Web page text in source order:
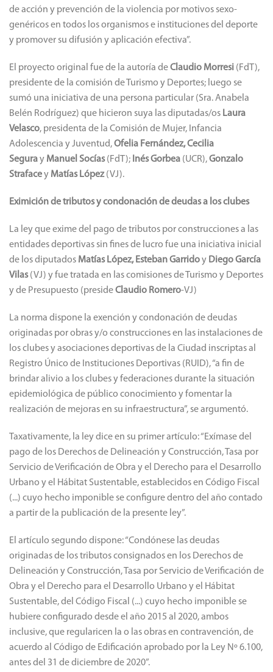
de acción y prevención de la violencia por motivos sexo-
genéricos en todos los organismos e instituciones del deporte
y promover su difusión y aplicación efectiva”.
El proyecto original fue de la autoría deClaudio Morresi (FdT),
presidente de la comisión de Turismo y Deportes; luego se
sumó una iniciativa de una persona particular (Sra. Anabela
Belén Rodríguez) que hicieron suya las diputadas/os Laura
Velasco, presidenta de la Comisión de Mujer, Infancia
Adolescencia y Juventud,Ofelia Fernández, Cecilia
Seguray Manuel Socías(FdT); Inés Gorbea (UCR),Gonzalo
Strafacey Matías López(VJ).
Eximición de tributos y condonación de deudas a los clubes
La ley que exime del pago de tributos por construcciones a las
entidades deportivas sin fines de lucro fue una iniciativa inicial
de los diputados Matías López, Esteban Garridoy Diego García
Vilas(VJ) y fue tratada en las comisiones de Turismo y Deportes
y de Presupuesto (presideClaudio Romero-VJ)
La norma dispone la exención y condonación de deudas
originadas por obras y/o construcciones en las instalaciones de
los clubes y asociaciones deportivas de la Ciudad inscriptas al
Registro Único de Instituciones Deportivas (RUID), “a fin de
brindar alivio a los clubes y federaciones durante la situación
epidemiológica de público conocimiento y fomentar la
realización de mejoras en su infraestructura”, se argumentó.
Taxativamente, la ley dice en su primer artículo: “Exímase del
pago de los Derechos de Delineación y Construcción, Tasa por
Servicio de Verificación de Obra y el Derecho para el Desarrollo
Urbano y el Hábitat Sustentable, establecidos en Código Fiscal
(...) cuyo hecho imponible se configure dentro del año contado
a partir de la publicación de la presente ley”.
El artículo segundo dispone: “Condónese las deudas
originadas de los tributos consignados en los Derechos de
Delineación y Construcción, Tasa por Servicio de Verificación de
Obra y el Derecho para el Desarrollo Urbano y el Hábitat
Sustentable, del Código Fiscal (...) cuyo hecho imponible se
hubiere configurado desde el año 2015 al 2020, ambos
inclusive, que regularicen la o las obras en contravención, de
acuerdo al Código de Edificación aprobado por la Ley Nº 6.100,
antes del 31 de diciembre de 2020”.